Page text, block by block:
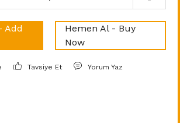
Add
Hemen Al - Buy
Now
Tavsiye Et Yorum Yaz